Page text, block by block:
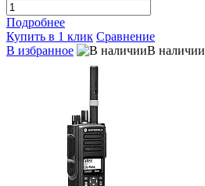
Подробнее
Купить в 1 клик Сравнение
В избранное
В наличии